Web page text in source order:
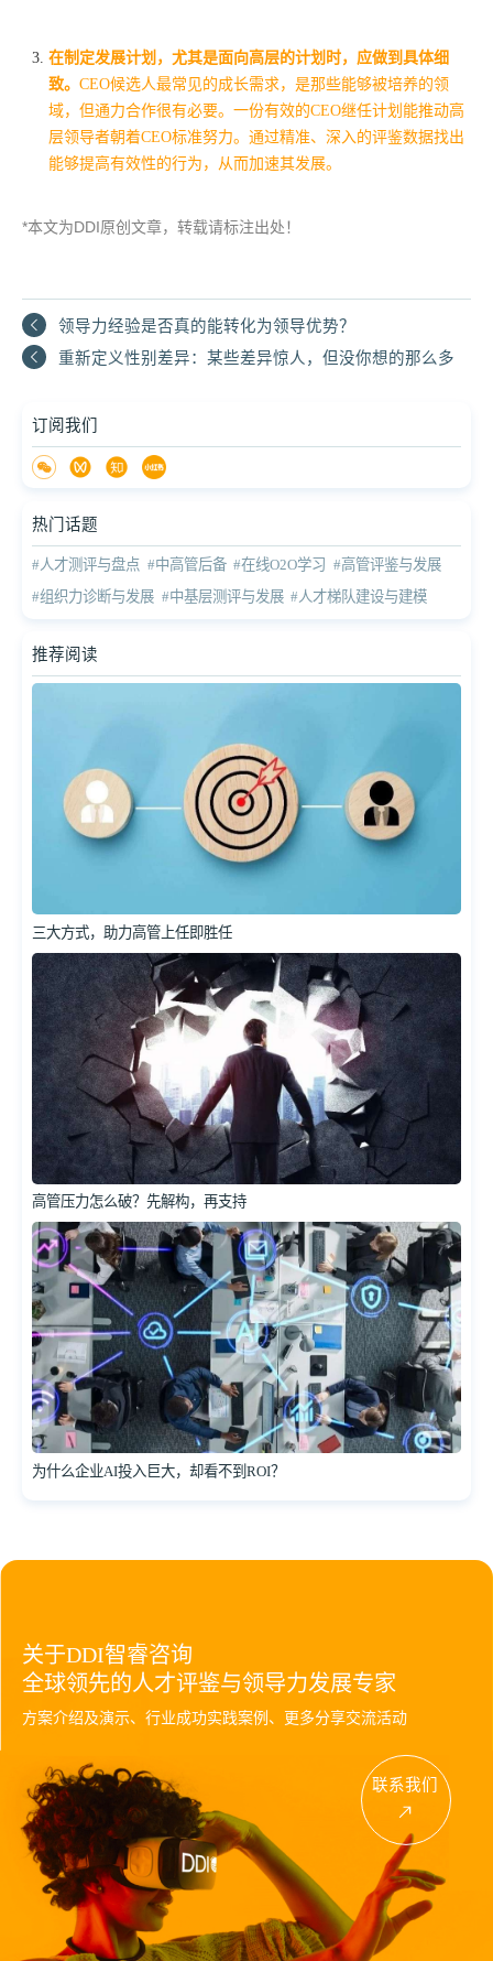
在制定发展计划，尤其是面向高层的计划时，应做到具体细
致。 CEO候选人最常见的成长需求，是那些能够被培养的领
域，但通力合作很有必要。一份有效的CEO继任计划能推动高
层领导者朝着CEO标准努力。通过精准、深入的评鉴数据找出
能够提高有效性的行为，从而加速其发展。
*本文为DDI原创文章，转载请标注出处！
领导力经验是否真的能转化为领导优势？
重新定义性别差异：某些差异惊人，但没你想的那么多
订阅我们
热门话题
#人才测评与盘点 #中高管后备 #在线O2O学习 #高管评鉴与发展
#组织力诊断与发展 #中基层测评与发展 #人才梯队建设与建模
推荐阅读
三大方式，助力高管上任即胜任
高管压力怎么破？先解构，再支持
为什么企业AI投入巨大，却看不到ROI？
关于DDI智睿咨询
全球领先的人才评鉴与领导力发展专家
方案介绍及演示、行业成功实践案例、更多分享交流活动
联系我们